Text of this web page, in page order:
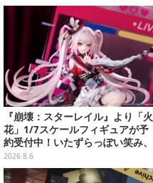
『崩壊：スターレイル』より「火
花」1/7スケールフィギュアが予
約受付中！いたずらっぽい笑み、
シルクハット型のステージが華や
かさを演出
2026.8.6